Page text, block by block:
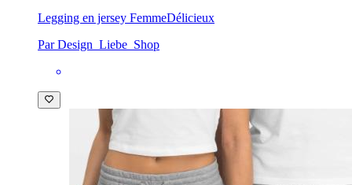
Legging en jersey FemmeDélicieux
Par Design_Liebe_Shop